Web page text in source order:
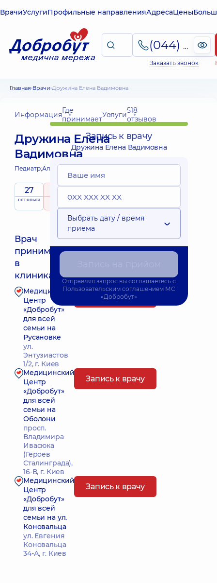
ВрачиУслугиПрофильные направленияАдресаЦены
(044) 495-2-888
Заказать звонок
Главная Врачи Дружина Елена Вадимовна
ИнформацияГде
принимаетУслуги518
отзывов
Дружина Елена
Вадимовна
Педиатр;Аллерголог;
27
лет опыта рейтингна основе
Эксперт
Врач
принимает
в
клиниках:
Медицинский
Центр
«Добробут»
для всей
семьи на
Русановке
ул.
Энтузиастов
1/2, г. Киев
Запись к врачу
Медицинский
Центр
«Добробут»
для всей
семьи на
Оболони
просп.
Владимира
Ивасюка
(Героев
Сталинграда),
16-В, г. Киев
Запись к врачу
Медицинский
Центр
«Добробут»
для всей
семьи на ул.
Коновальца
ул. Евгения
Коновальца
34-А, г. Киев
Запись к врачу
Запись к врачу
Дружина Елена Вадимовна
Выбрать дату / время
приема
Отправляя запрос вы соглашаетесь с
Пользовательским соглашением МС
«Добробут»